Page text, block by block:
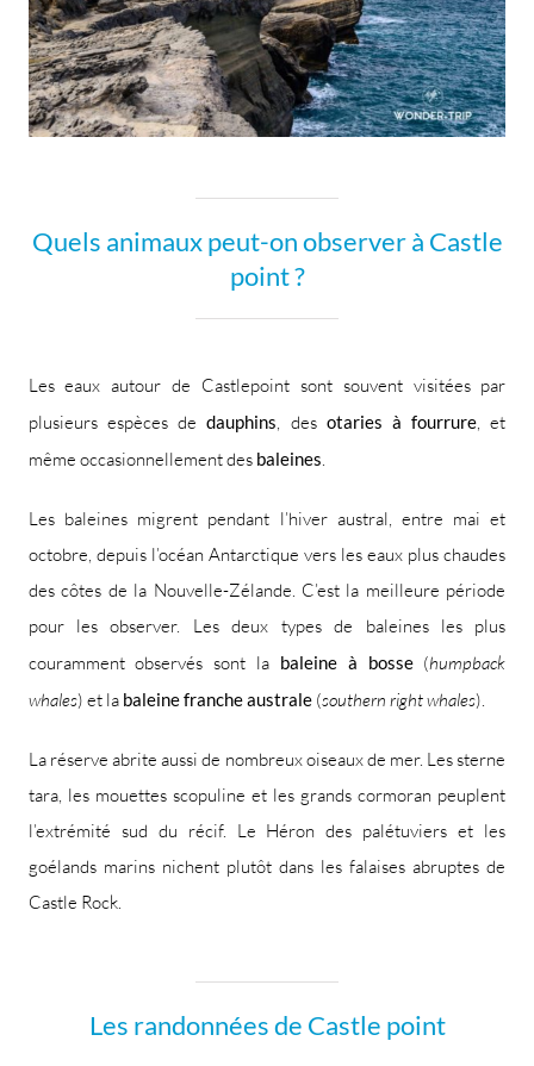
Quels animaux peut-on observer à Castle
point ?
Les eaux autour de Castlepoint sont souvent visitées par
plusieurs espèces dedauphins , des otaries à fourrure , et
même occasionnellement des baleines
Les baleines migrent pendant l’hiver austral, entre mai et
octobre, depuis l’océan Antarctique vers les eaux plus chaudes
des côtes de la Nouvelle-Zélande. C’est la meilleure période
pour les observer. Les deux types de baleines les plus
couramment observés sont la baleine à bosse(humpback
whales) et la baleine franche australe(southern right whales).
La réserve abrite aussi de nombreux oiseaux de mer. Les sterne
tara, les mouettes scopuline et les grands cormoran peuplent
l’extrémité sud du récif. Le Héron des palétuviers et les
goélands marins nichent plutôt dans les falaises abruptes de
Castle Rock.
Les randonnées de Castle point